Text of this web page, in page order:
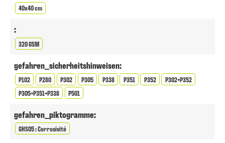
40x40 cm
:
320 GSM
gefahren_sicherheitshinweisen:
P102 P280 P302 P305 P338 P351 P352
P302+P352
P305+P351+P338
P501
gefahren_piktogramme:
GHS05 : Corrosivité